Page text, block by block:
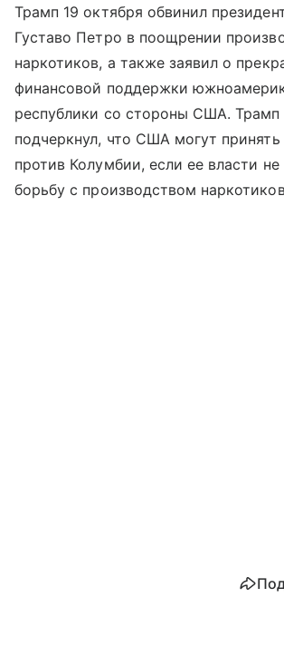
Трамп 19 октября обвинил
Густаво Петро в поощрении
наркотиков, а также заявил о
финансовой поддержки
республики со стороны США. Трамп
подчеркнул, что США могут
против Колумбии, если ее власти
борьбу с производством